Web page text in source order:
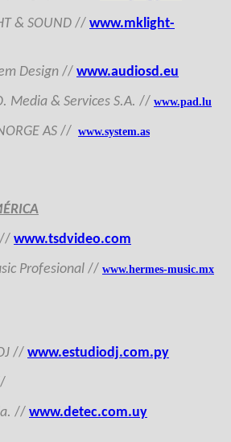
& SOUND // www.mklight-
Design // www.audiosd.eu
Media & Services S.A. // www.pad.lu
AS // www.system.as
// www.tsdvideo.com
Profesional // www.hermes-music.mx
// www.estudiodj.com.py
// www.detec.com.uy